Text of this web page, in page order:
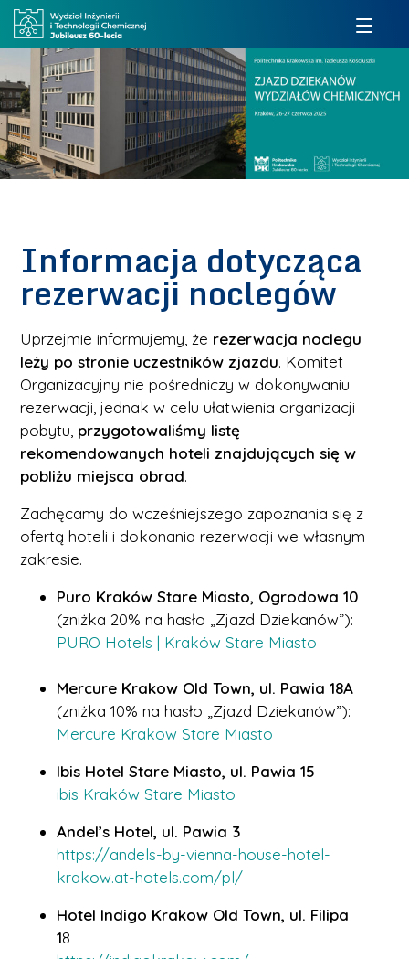
Informacja dotycząca
rezerwacji noclegów
Uprzejmie informujemy, że rezerwacja noclegu
leży po stronie uczestników zjazdu. Komitet
Organizacyjny nie pośredniczy w dokonywaniu
rezerwacji, jednak w celu ułatwienia organizacji
pobytu, przygotowaliśmy listę
rekomendowanych hoteli znajdujących się w
pobliżu miejsca obrad.
Zachęcamy do wcześniejszego zapoznania się z
ofertą hoteli i dokonania rezerwacji we własnym
zakresie.
Puro Kraków Stare Miasto, Ogrodowa 10
(zniżka 20% na hasło „Zjazd Dziekanów”):
PURO Hotels | Kraków Stare Miasto
Mercure Krakow Old Town, ul. Pawia 18A
(zniżka 10% na hasło „Zjazd Dziekanów”):
Mercure Krakow Stare Miasto
Ibis Hotel Stare Miasto, ul. Pawia 15
ibis Kraków Stare Miasto
Andel’s Hotel, ul. Pawia 3
https://andels-by-vienna-house-hotel-
krakow.at-hotels.com/pl/
Hotel Indigo Krakow Old Town, ul. Filipa
18